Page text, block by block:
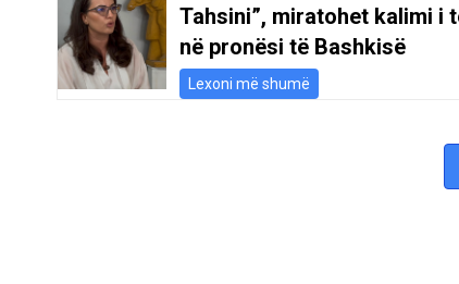
Tahsini”, miratohet kalimi i
në pronësi të Bashkisë
Lexoni më shumë